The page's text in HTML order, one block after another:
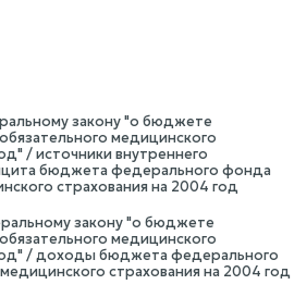
закону "о бюджете
медицинского
/ источники внутреннего
бюджета федерального фонда
страхования на 2004 год
закону "о бюджете
медицинского
/ доходы бюджета федерального
страхования на 2004 год